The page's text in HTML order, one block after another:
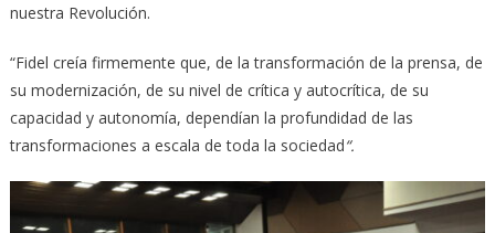
nuestra Revolución.
“Fidel creía firmemente que, de la transformación de la prensa, de
su modernización, de su nivel de crítica y autocrítica, de su
capacidad y autonomía, dependían la profundidad de las
transformaciones a escala de toda la sociedad“.